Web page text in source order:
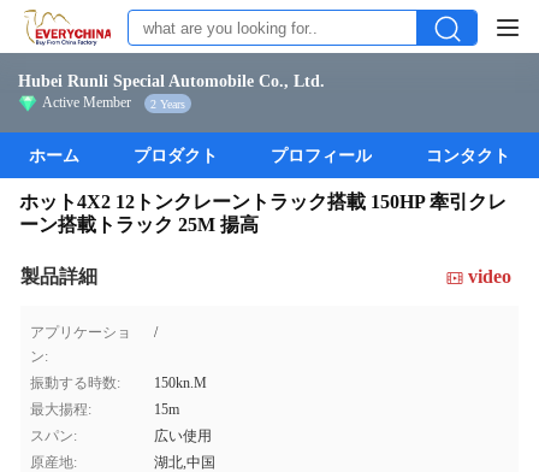
Hubei Runli Special Automobile Co., Ltd.
Active Member 2 Years
ホーム プロダクト プロフィール コンタクト
ホット4X2 12トンクレーントラック搭載 150HP 牽引クレ
ーン搭載トラック 25M 揚高
製品詳細 video
アプリケーショ
ン:
/
振動する時数:
150kn.M
最大揚程:
15m
スパン:
広い使用
原産地:
湖北,中国